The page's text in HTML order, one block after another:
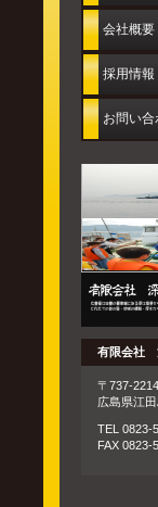
会社概要
採用情報
お問い合
有限会社
〒737-2214
広島県江
TEL 0823-
FAX 0823-